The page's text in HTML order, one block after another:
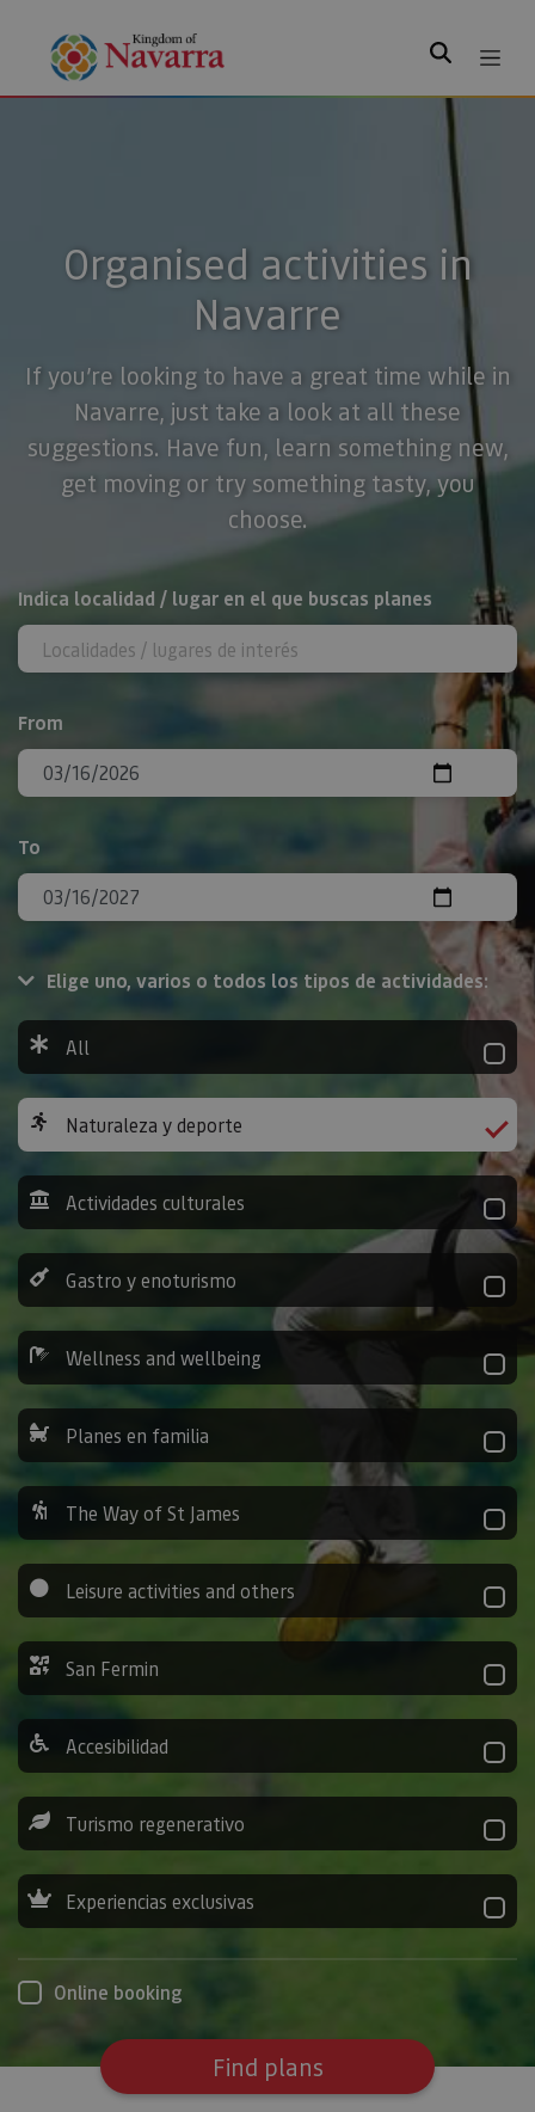
Search
Organised activities in
Navarre
If you’re looking to have a great time while in
Navarre, just take a look at all these
suggestions. Have fun, learn something new,
get moving or try something tasty, you
choose.
Search
Indica localidad / lugar en el que buscas planes
From
To
Elige uno, varios o todos los tipos de actividades:
All
Naturaleza y deporte
Actividades culturales
Gastro y enoturismo
Wellness and wellbeing
Planes en familia
The Way of St James
Leisure activities and others
San Fermin
Accesibilidad
Turismo regenerativo
Experiencias exclusivas
Online booking
Find plans